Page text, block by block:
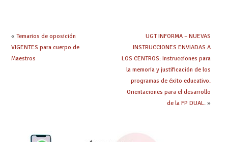
« Temarios de oposición
VIGENTES para cuerpo de
Maestros
UGT INFORMA – NUEVAS
INSTRUCCIONES ENVIADAS A
LOS CENTROS: Instrucciones para
la memoria y justificación de los
programas de éxito educativo.
Orientaciones para el desarrollo
de la FP DUAL.»